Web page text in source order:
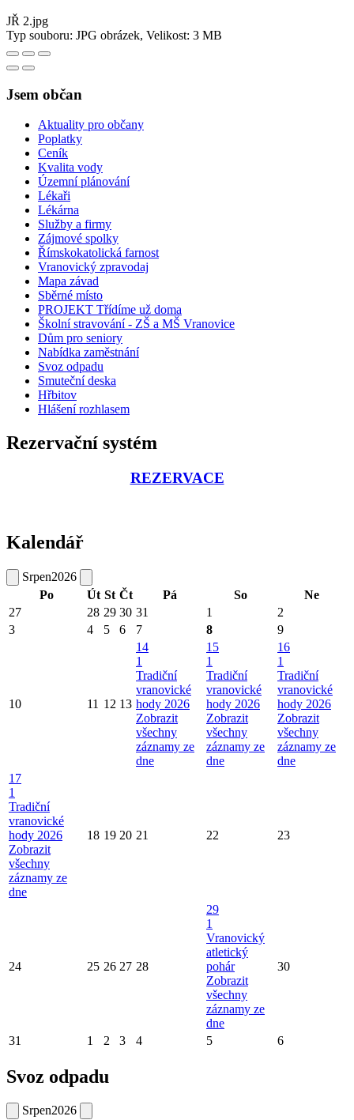
JŘ 2.jpg
Typ souboru: JPG obrázek, Velikost: 3 MB
Jsem občan
Aktuality pro občany
Poplatky
Ceník
Kvalita vody
Územní plánování
Lékaři
Lékárna
Služby a firmy
Zájmové spolky
Římskokatolická farnost
Vranovický zpravodaj
Mapa závad
Sběrné místo
PROJEKT Třídíme už doma
Školní stravování - ZŠ a MŠ Vranovice
Dům pro seniory
Nabídka zaměstnání
Svoz odpadu
Smuteční deska
Hřbitov
Hlášení rozhlasem
Rezervační systém
REZERVACE
Kalendář
Srpen2026
Po
Út St Čt Pá So
Ne
27
28 29 30 31 1
2
3
4 5 6 7 8 9
10 11 12 13
14
1
Tradiční
vranovické
hody 2026
Zobrazit
všechny
záznamy ze
dne
15
1
Tradiční
vranovické
hody 2026
Zobrazit
všechny
záznamy ze
dne
16
1
Tradiční
vranovické
hody 2026
Zobrazit
všechny
záznamy ze
dne
17
1
Tradiční
vranovické
hody 2026
Zobrazit
všechny
záznamy ze
dne
18 19 20 21 22 23
24 25 26 27 28
29
1
Vranovický
atletický
pohár
Zobrazit
všechny
záznamy ze
dne
30
31 1 2 3 4 5 6
Svoz odpadu
Srpen2026